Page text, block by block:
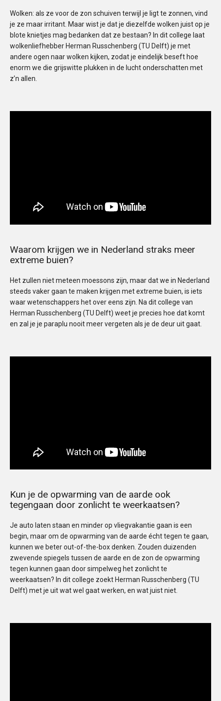
Wolken: als ze voor de zon schuiven terwijl je ligt te zonnen, vind
je ze maar irritant. Maar wist je dat je diezelfde wolken juist op je
blote knietjes mag bedanken dat ze bestaan? In dit college laat
wolkenliefhebber Herman Russchenberg (TU Delft) je met
andere ogen naar wolken kijken, zodat je eindelijk beseft hoe
enorm we die grijswitte plukken in de lucht onderschatten met
z’n allen.
Waarom krijgen we in Nederland straks meer
extreme buien?
Het zullen niet meteen moessons zijn, maar dat we in Nederland
steeds vaker gaan te maken krijgen met extreme buien, is iets
waar wetenschappers het over eens zijn. Na dit college van
Herman Russchenberg (TU Delft) weet je precies hoe dat komt
en zal je je paraplu nooit meer vergeten als je de deur uit gaat.
Kun je de opwarming van de aarde ook
tegengaan door zonlicht te weerkaatsen?
Je auto laten staan en minder op vliegvakantie gaan is een
begin, maar om de opwarming van de aarde écht tegen te gaan,
kunnen we beter out-of-the-box denken. Zouden duizenden
zwevende spiegels tussen de aarde en de zon de opwarming
tegen kunnen gaan door simpelweg het zonlicht te
weerkaatsen? In dit college zoekt Herman Russchenberg (TU
Delft) met je uit wat wel gaat werken, en wat juist niet.